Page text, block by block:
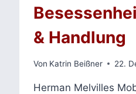
& Handlung
Von Katrin Beißner 22.
Herman Melvilles